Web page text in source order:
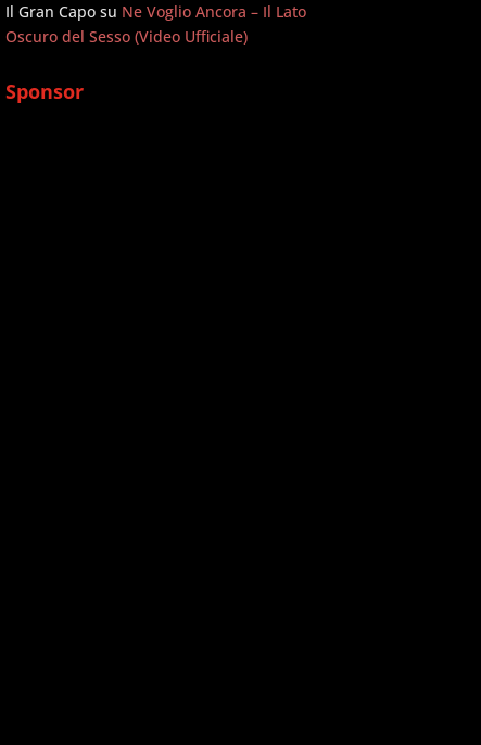
Il Gran Capo su Ne Voglio Ancora – Il Lato
Oscuro del Sesso (Video Ufficiale)
Sponsor